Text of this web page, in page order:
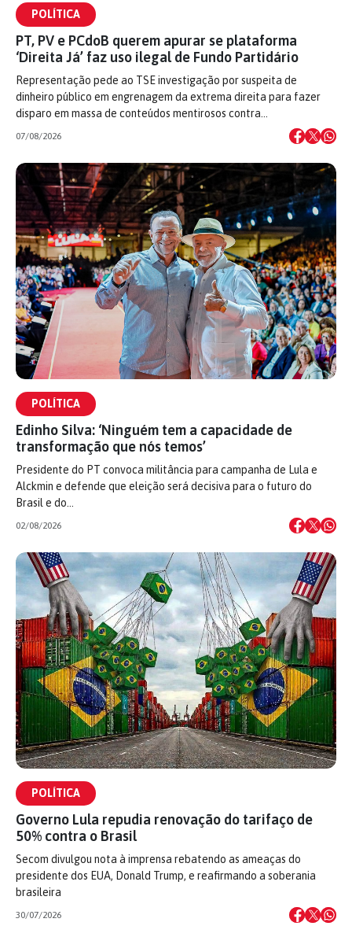
POLÍTICA
PT, PV e PCdoB querem apurar se plataforma
‘Direita Já’ faz uso ilegal de Fundo Partidário
Representação pede ao TSE investigação por suspeita de
dinheiro público em engrenagem da extrema direita para fazer
disparo em massa de conteúdos mentirosos contra…
07/08/2026
POLÍTICA
Edinho Silva: ‘Ninguém tem a capacidade de
transformação que nós temos’
Presidente do PT convoca militância para campanha de Lula e
Alckmin e defende que eleição será decisiva para o futuro do
Brasil e do…
02/08/2026
POLÍTICA
Governo Lula repudia renovação do tarifaço de
50% contra o Brasil
Secom divulgou nota à imprensa rebatendo as ameaças do
presidente dos EUA, Donald Trump, e reafirmando a soberania
brasileira
30/07/2026